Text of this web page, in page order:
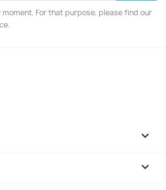
For that purpose, please find our

